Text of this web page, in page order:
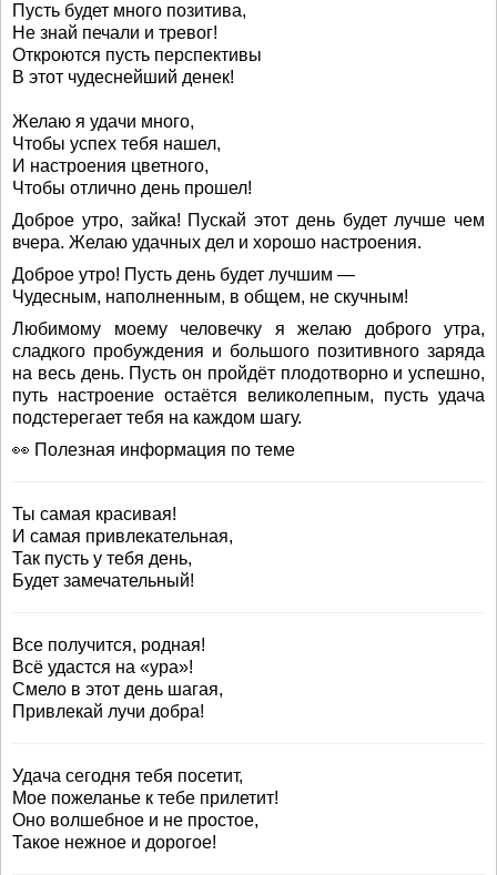
Пусть будет много позитива,
Не знай печали и тревог!
Откроются пусть перспективы
В этот чудеснейший денек!
Желаю я удачи много,
Чтобы успех тебя нашел,
И настроения цветного,
Чтобы отлично день прошел!
Доброе утро, зайка! Пускай этот день будет лучше чем
вчера. Желаю удачных дел и хорошо настроения.
Доброе утро! Пусть день будет лучшим —
Чудесным, наполненным, в общем, не скучным!
Любимому моему человечку я желаю доброго утра,
сладкого пробуждения и большого позитивного заряда
на весь день. Пусть он пройдёт плодотворно и успешно,
путь настроение остаётся великолепным, пусть удача
подстерегает тебя на каждом шагу.
👀 Полезная информация по теме
Ты самая красивая!
И самая привлекательная,
Так пусть у тебя день,
Будет замечательный!
Все получится, родная!
Всё удастся на «ура»!
Смело в этот день шагая,
Привлекай лучи добра!
Удача сегодня тебя посетит,
Мое пожеланье к тебе прилетит!
Оно волшебное и не простое,
Такое нежное и дорогое!